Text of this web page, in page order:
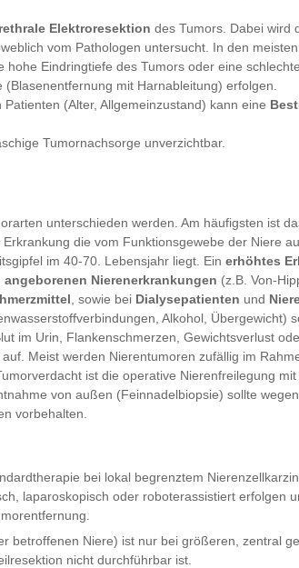
Elektroresektion des Tumors. Dabei wird
vom Pathologen untersucht. In den
Eindringtiefe des Tumors oder eine schlechte
mit Harnableitung) erfolgen.
(Alter, Allgemeinzustand) kann eine
Tumornachsorge unverzichtbar.
unterschieden werden. Am häufigsten ist
die vom Funktionsgewebe der Niere
im 40-70. Lebensjahr liegt. Ein erhöhtes
angeborenen Nierenerkrankungen (z.B. Von-
, sowie bei Dialysepatienten und
Alkohol, Übergewicht)
im Urin, Flankenschmerzen, Gewichtsverlust
Meist werden Nierentumoren zufällig im
ist die operative Nierenfreilegung
von außen (Feinnadelbiopsie) sollte
vorbehalten.
bei lokal begrenztem
laparoskopisch oder roboterassistiert erfolgen
betroffenen Niere) ist nur bei größeren, zentral
nicht durchführbar ist.